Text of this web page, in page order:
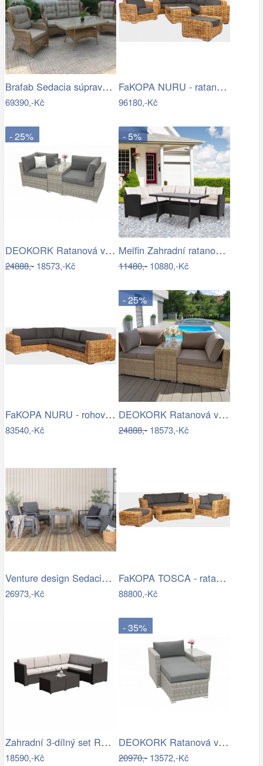
Brafab Sedacia súprava béžová ROSITA -…
69390,-Kč
FaKOPA NURU - ratanová sestava Marina…
96180,-Kč
- 25%
DEOKORK Ratanová variabilní sestava…
24888,-18573,-Kč
- 5%
Melfin Zahradní ratanová sestava…
11480,-10880,-Kč
FaKOPA NURU - rohová sedačka Becky Mdum
83540,-Kč
- 25%
DEOKORK Ratanová variabilní sestava…
24888,-18573,-Kč
Venture design Sedacia súprava…
26973,-Kč
FaKOPA TOSCA - ratanová sestava Amy Mdum
88800,-Kč
Zahradní 3-dílný set RODEN Tempo Kondela
18590,-Kč
- 35%
DEOKORK Ratanová variabilní sestava…
20970,-13572,-Kč